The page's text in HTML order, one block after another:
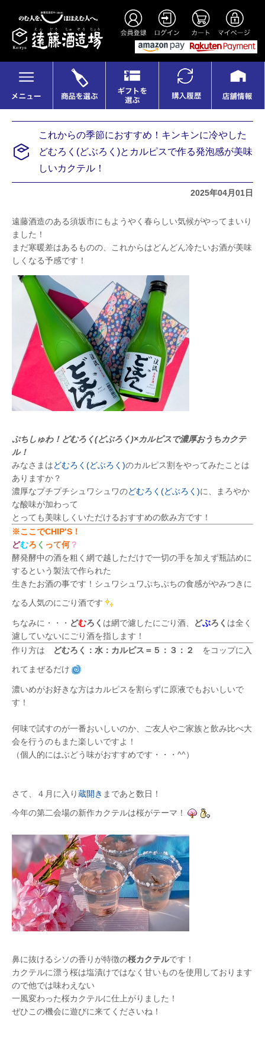
これからの季節におすすめ！キンキンに冷やした
どむろく(どぶろく)とカルピスで作る発泡感が美味
しいカクテル！
2025年04月01日
遠藤酒造のある須坂市にもようやく春らしい気候がやってまいり
ました！
まだ寒暖差はあるものの、これからはどんどん冷たいお酒が美味
しくなる予感です！
ぷちしゅわ！どむろく(どぶろく)×カルピスで濃厚おうちカクテ
ル！
みなさまはどむろく(どぶろく)のカルピス割をやってみたことは
ありますか？
濃厚なプチプチシュワシュワのどむろく(どぶろく)に、まろやか
な酸味が加わって
とっても美味しくいただけるおすすめの飲み方です！
※ここでCHIP’S！
どむろ く って何？
酵発酵中の酒を粗く網で越しただけで一切の手を加えず瓶詰めに
するという製法で作られた
生きたお酒の事です！シュワシュワぷちぷちの食感がやみつきに
なる人気のにごり酒です
ちなみに・・・ どむろく は網で濾したにごり酒、 どぶろく は全く
濾していないにごり酒を指します！
作り方は
どむろく：水：カルピス＝５：３：２ をコップに入
れてまぜるだけ
濃いめがお好きな方はカルピスを割らずに原液でもおいしいで
す！
何味で試すのが一番おいしいのか、ご友人やご家族と飲み比べ大
会を行うのもまた楽しいですよ！
（個人的にはぶどう味がおすすめです・・・^^）
さて、４月に入り蔵開き まであと数日！
今年の第二会場の新作カクテルは桜がテーマ！
鼻に抜けるシソの香りが特徴の桜カクテルです！
カクテルに漂う桜は塩漬けではなく甘いものを使用しております
ので他では味わえない
一風変わった桜カクテルに仕上がりました！
ぜひこの機会に遊びに来てくださいね！